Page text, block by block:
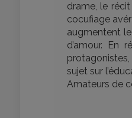
drame, le
cocufiage
augmentent
d’amour. En
sujet sur
Amateurs de